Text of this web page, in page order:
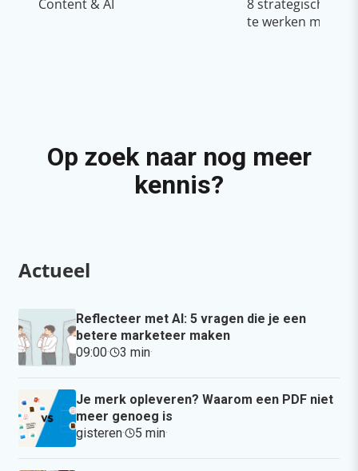
Content & AI
8 strategische
te werken met
Op zoek naar nog meer
kennis?
Actueel
Reflecteer met AI: 5 vragen die je een
betere marketeer maken
09:00· 3 min·
Je merk opleveren? Waarom een PDF niet
meer genoeg is
gisteren· 5 min·